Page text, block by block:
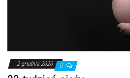
2 grudnia 2020 0